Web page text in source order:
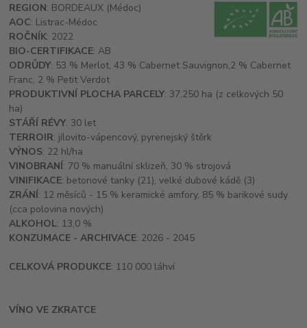
REGION: BORDEAUX (Médoc)
AOC: Listrac-Médoc
ROČNÍK: 2022
BIO-CERTIFIKACE: AB
ODRŮDY: 53 % Merlot, 43 % Cabernet Sauvignon,2 % Cabernet
Franc, 2 % Petit Verdot
PRODUKTIVNÍ PLOCHA PARCELY: 37,250 ha (z celkových 50
ha)
STÁŘÍ RÉVY: 30 let
TERROIR: jílovito-vápencový, pyrenejský štěrk
VÝNOS: 22 hl/ha
VINOBRANÍ: 70 % manuální sklizeň, 30 % strojová
VINIFIKACE: betonové tanky (21), velké dubové kádě (3)
ZRÁNÍ: 12 měsíců - 15 % keramické amfory, 85 % barikové sudy
(cca polovina nových)
ALKOHOL: 13,0 %
KONZUMACE - ARCHIVACE: 2026 - 2045
CELKOVÁ PRODUKCE: 110 000 láhví
VÍNO VE ZKRATCE